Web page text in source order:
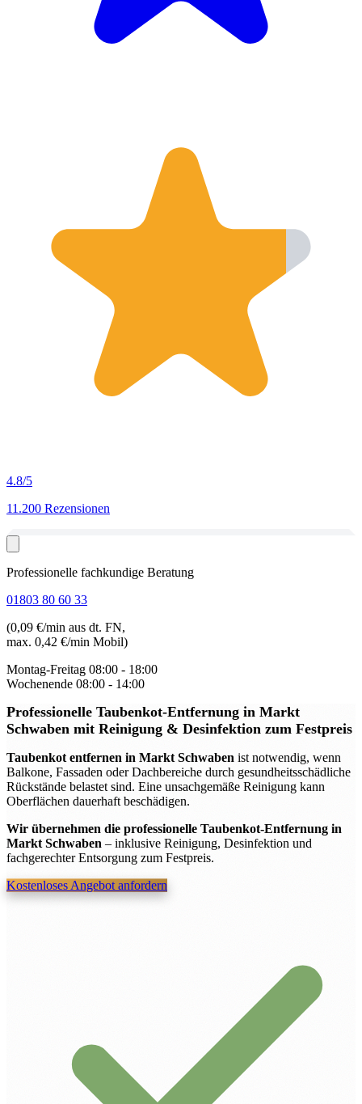
4.8/5
11.200 Rezensionen
Professionelle fachkundige Beratung
01803 80 60 33
(0,09 €/min aus dt. FN,
max. 0,42 €/min Mobil)
Montag-Freitag 08:00 - 18:00
Wochenende 08:00 - 14:00
Professionelle Taubenkot-Entfernung in Markt
Schwaben mit Reinigung & Desinfektion zum Festpreis
Taubenkot entfernen in Markt Schwaben ist notwendig, wenn
Balkone, Fassaden oder Dachbereiche durch gesundheitsschädliche
Rückstände belastet sind. Eine unsachgemäße Reinigung kann
Oberflächen dauerhaft beschädigen.
Wir übernehmen die professionelle Taubenkot-Entfernung in
Markt Schwaben – inklusive Reinigung, Desinfektion und
fachgerechter Entsorgung zum Festpreis.
Kostenloses Angebot anfordern